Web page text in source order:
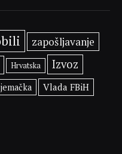
zapošljavanje
Hrvatska
Izvoz
Vlada FBiH